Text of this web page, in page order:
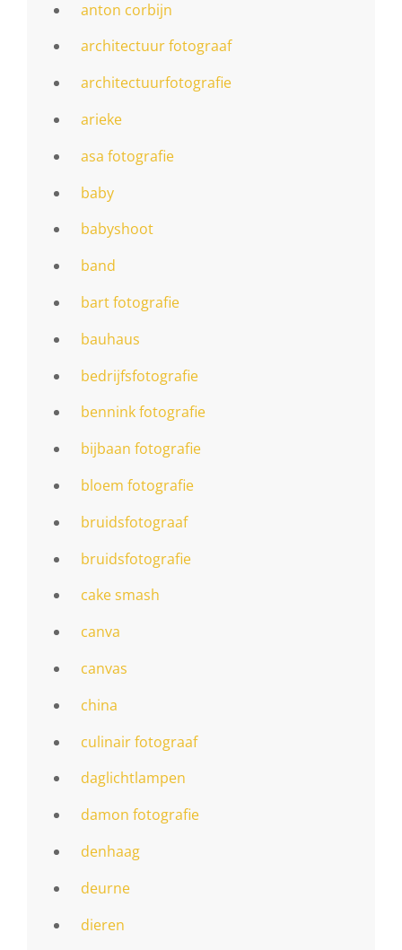
anton corbijn
architectuur fotograaf
architectuurfotografie
arieke
asa fotografie
baby
babyshoot
band
bart fotografie
bauhaus
bedrijfsfotografie
bennink fotografie
bijbaan fotografie
bloem fotografie
bruidsfotograaf
bruidsfotografie
cake smash
canva
canvas
china
culinair fotograaf
daglichtlampen
damon fotografie
denhaag
deurne
dieren